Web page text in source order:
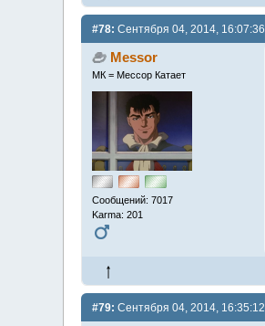
#78: Сентября 04, 2014, 16:07:36
Messor
МК = Мессор Катает
Сообщений: 7017
Karma: 201
#79: Сентября 04, 2014, 16:35:12